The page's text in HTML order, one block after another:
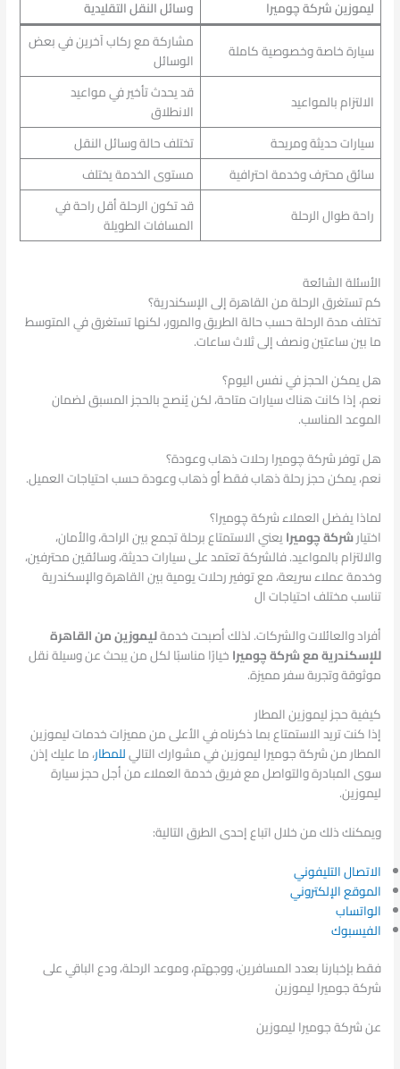
ليموزين شركة چوميرا
وسائل النقل التقليدية
سيارة خاصة وخصوصية كاملة
مشاركة مع ركاب آخرين في بعض
الوسائل
الالتزام بالمواعيد
قد يحدث تأخير في مواعيد
الانطلاق
سيارات حديثة ومريحة
تختلف حالة وسائل النقل
سائق محترف وخدمة احترافية
مستوى الخدمة يختلف
راحة طوال الرحلة
قد تكون الرحلة أقل راحة في
المسافات الطويلة
الأسئلة الشائعة
كم تستغرق الرحلة من القاهرة إلى الإسكندرية؟
تختلف مدة الرحلة حسب حالة الطريق والمرور، لكنها تستغرق في المتوسط
ما بين ساعتين ونصف إلى ثلاث ساعات.
هل يمكن الحجز في نفس اليوم؟
نعم، إذا كانت هناك سيارات متاحة، لكن يُنصح بالحجز المسبق لضمان
الموعد المناسب.
هل توفر شركة چوميرا رحلات ذهاب وعودة؟
نعم، يمكن حجز رحلة ذهاب فقط أو ذهاب وعودة حسب احتياجات العميل.
لماذا يفضل العملاء شركة چوميرا؟
اختيارشركة چوميرايعني الاستمتاع برحلة تجمع بين الراحة، والأمان،
والالتزام بالمواعيد. فالشركة تعتمد على سيارات حديثة، وسائقين محترفين،
وخدمة عملاء سريعة، مع توفير رحلات يومية بين القاهرة والإسكندرية
تناسب مختلف احتياجات ال
أفراد والعائلات والشركات. لذلك أصبحت خدمةليموزين من القاهرة
للإسكندرية مع شركة چوميراخيارًا مناسبًا لكل من يبحث عن وسيلة نقل
موثوقة وتجربة سفر مميزة.
كيفية حجز ليموزين المطار
إذا كنت تريد الاستمتاع بما ذكرناه في الأعلى من مميزات خدمات ليموزين
المطار من شركة جوميرا ليموزين في مشوارك التاليللمطار، ما عليك إذن
سوى المبادرة والتواصل مع فريق خدمة العملاء من أجل حجز سيارة
ليموزين.
ويمكنك ذلك من خلال اتباع إحدى الطرق التالية:
الاتصال التليفوني
الموقع الإلكتروني
الواتساب
الفيسبوك
فقط بإخبارنا بعدد المسافرين، ووجهتم، وموعد الرحلة، ودع الباقي على
شركة جوميرا ليموزين
عن شركة جوميرا ليموزين